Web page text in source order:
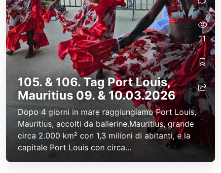
105. & 106. Tag Port Louis,
Mauritius 09. & 10.03.2026
Dopo 4 giorni in mare raggiungiamo Port Louis,
Mauritius, accolti da ballerine.Mauritius, grande
circa 2.000 km² con 1,3 milioni di abitanti, e la
capitale Port Louis con circa...
11